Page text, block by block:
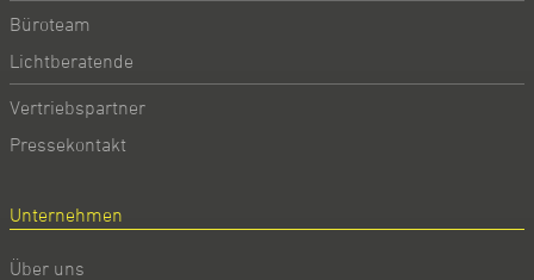
Büroteam
Lichtberatende
Vertriebspartner
Pressekontakt
Unternehmen
Über uns